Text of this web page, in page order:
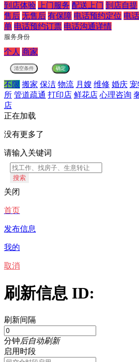
到店体验 上门服务 配送上门 到店自提
售后 无售后 有保障 电话预约定位 电
单 电话预约订票 电话沟通详情
服务身份
个人 商家
不限 搬家 保洁 物流 月嫂 维修 婚庆 宠
所 管道疏通 打印店 鲜花店 心理咨询
店
正在加载
没有更多了
请输入关键词
搜索
关闭
首页
发布信息
我的
取消
刷新信息 ID:
刷新间隔
分钟后自动刷新
启用时段